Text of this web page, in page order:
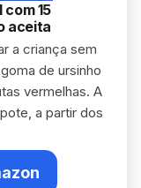
15
aceita
a criança sem
de ursinho
vermelhas. A
a partir dos